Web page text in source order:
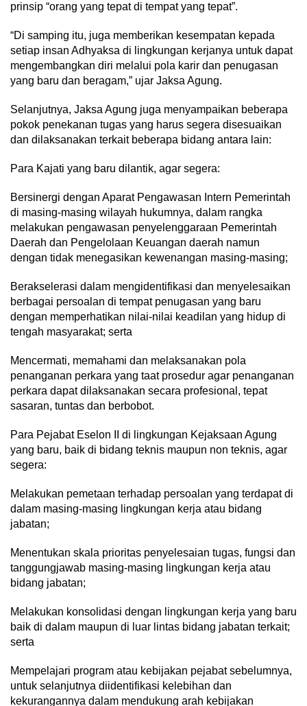
prinsip “orang yang tepat di tempat yang tepat”.
“Di samping itu, juga memberikan kesempatan kepada
setiap insan Adhyaksa di lingkungan kerjanya untuk dapat
mengembangkan diri melalui pola karir dan penugasan
yang baru dan beragam,” ujar Jaksa Agung.
Selanjutnya, Jaksa Agung juga menyampaikan beberapa
pokok penekanan tugas yang harus segera disesuaikan
dan dilaksanakan terkait beberapa bidang antara lain:
Para Kajati yang baru dilantik, agar segera:
Bersinergi dengan Aparat Pengawasan Intern Pemerintah
di masing-masing wilayah hukumnya, dalam rangka
melakukan pengawasan penyelenggaraan Pemerintah
Daerah dan Pengelolaan Keuangan daerah namun
dengan tidak menegasikan kewenangan masing-masing;
Berakselerasi dalam mengidentifikasi dan menyelesaikan
berbagai persoalan di tempat penugasan yang baru
dengan memperhatikan nilai-nilai keadilan yang hidup di
tengah masyarakat; serta
Mencermati, memahami dan melaksanakan pola
penanganan perkara yang taat prosedur agar penanganan
perkara dapat dilaksanakan secara profesional, tepat
sasaran, tuntas dan berbobot.
Para Pejabat Eselon II di lingkungan Kejaksaan Agung
yang baru, baik di bidang teknis maupun non teknis, agar
segera:
Melakukan pemetaan terhadap persoalan yang terdapat di
dalam masing-masing lingkungan kerja atau bidang
jabatan;
Menentukan skala prioritas penyelesaian tugas, fungsi dan
tanggungjawab masing-masing lingkungan kerja atau
bidang jabatan;
Melakukan konsolidasi dengan lingkungan kerja yang baru
baik di dalam maupun di luar lintas bidang jabatan terkait;
serta
Mempelajari program atau kebijakan pejabat sebelumnya,
untuk selanjutnya diidentifikasi kelebihan dan
kekurangannya dalam mendukung arah kebijakan